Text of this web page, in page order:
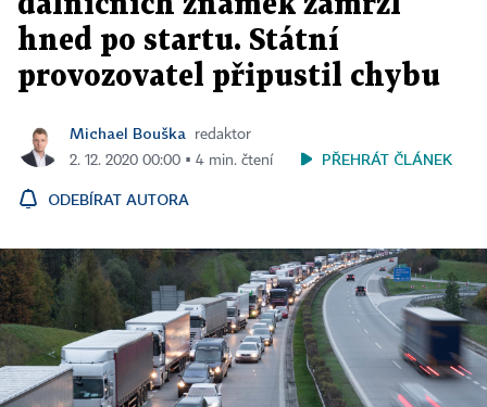
hned po startu. Státní
provozovatel připustil chybu
Michael Bouška
redaktor
2. 12. 2020 00:00 ▪ 4 min. čtení
PŘEHRÁT ČLÁNEK
ODEBÍRAT AUTORA